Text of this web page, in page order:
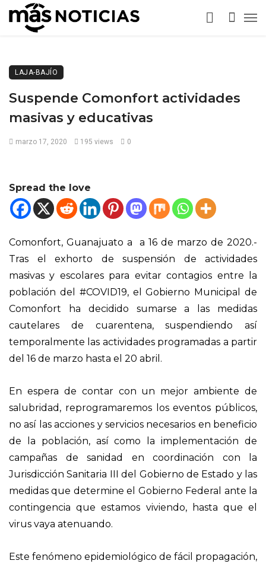
LAJA-BAJÍO
Suspende Comonfort actividades
masivas y educativas
marzo 17, 2020 195 views 0
Spread the love
Comonfort, Guanajuato a a 16 de marzo de 2020.-
Tras el exhorto de suspensión de actividades
masivas y escolares para evitar contagios entre la
población del #COVID19, el Gobierno Municipal de
Comonfort ha decidido sumarse a las medidas
cautelares de cuarentena, suspendiendo así
temporalmente las actividades programadas a partir
del 16 de marzo hasta el 20 abril.
En espera de contar con un mejor ambiente de
salubridad, reprogramaremos los eventos públicos,
no así las acciones y servicios necesarios en beneficio
de la población, así como la implementación de
campañas de sanidad en coordinación con la
Jurisdicción Sanitaria III del Gobierno de Estado y las
medidas que determine el Gobierno Federal ante la
contingencia que estamos viviendo, hasta que el
virus vaya atenuando.
Este fenómeno epidemiológico de fácil propagación,